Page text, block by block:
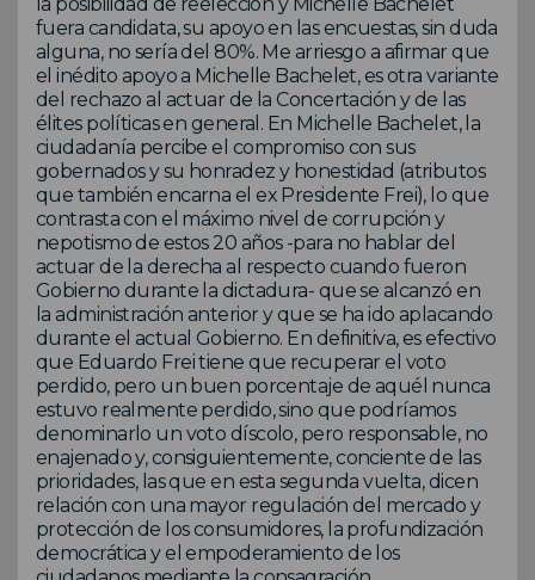
la posibilidad de reelección y Michelle Bachelet
fuera candidata, su apoyo en las encuestas, sin duda
alguna, no sería del 80%. Me arriesgo a afirmar que
el inédito apoyo a Michelle Bachelet, es otra variante
del rechazo al actuar de la Concertación y de las
élites políticas en general. En Michelle Bachelet, la
ciudadanía percibe el compromiso con sus
gobernados y su honradez y honestidad (atributos
que también encarna el ex Presidente Frei), lo que
contrasta con el máximo nivel de corrupción y
nepotismo de estos 20 años -para no hablar del
actuar de la derecha al respecto cuando fueron
Gobierno durante la dictadura- que se alcanzó en
la administración anterior y que se ha ido aplacando
durante el actual Gobierno. En definitiva, es efectivo
que Eduardo Frei tiene que recuperar el voto
perdido, pero un buen porcentaje de aquél nunca
estuvo realmente perdido, sino que podríamos
denominarlo un voto díscolo, pero responsable, no
enajenado y, consiguientemente, conciente de las
prioridades, las que en esta segunda vuelta, dicen
relación con una mayor regulación del mercado y
protección de los consumidores, la profundización
democrática y el empoderamiento de los